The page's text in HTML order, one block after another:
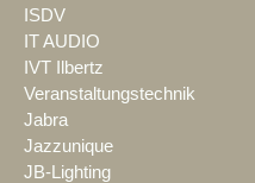
ISDV
IT AUDIO
IVT Ilbertz
Veranstaltungstechnik
Jabra
Jazzunique
JB-Lighting